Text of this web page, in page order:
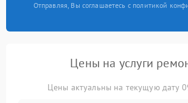
Отправляя, Вы соглашаетесь с политикой
Цены на услуги
Цены актуальны на текущую дату